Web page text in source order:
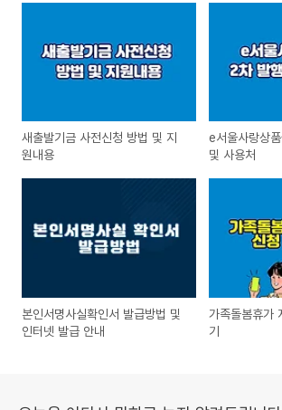
새출발기금 사전신청 방법 및 지
원내용
e서울사랑상
및 사용처
본인서명사실확인서 발급방법 및
인터넷 발급 안내
가족돌봄휴가
기